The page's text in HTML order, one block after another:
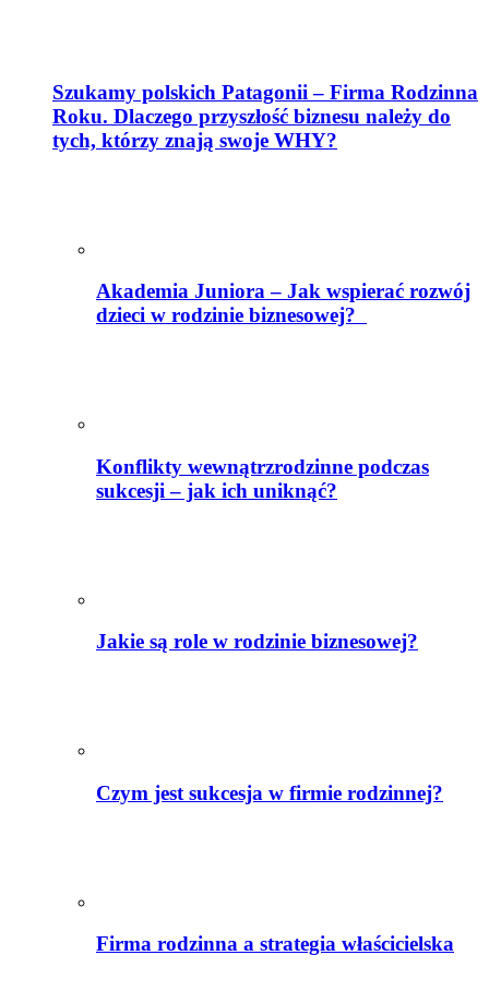
Szukamy polskich Patagonii – Firma Rodzinna
Roku. Dlaczego przyszłość biznesu należy do
tych, którzy znają swoje WHY?
Akademia Juniora – Jak wspierać rozwój
dzieci w rodzinie biznesowej?
Konflikty wewnątrzrodzinne podczas
sukcesji – jak ich uniknąć?
Jakie są role w rodzinie biznesowej?
Czym jest sukcesja w firmie rodzinnej?
Firma rodzinna a strategia właścicielska